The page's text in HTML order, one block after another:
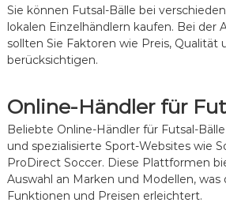
Sie können Futsal-Bälle bei
lokalen Einzelhändlern kaufen. Bei der
sollten Sie Faktoren wie Preis, Qualität
berücksichtigen.
Online-Händler für
Beliebte Online-Händler für Futsal-
und spezialisierte Sport-Websites wie
ProDirect Soccer. Diese Plattformen
Auswahl an Marken und Modellen, was
Funktionen und Preisen erleichtert.